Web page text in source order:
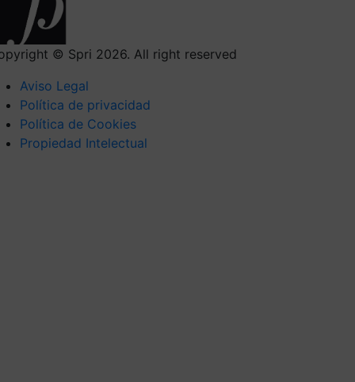
© Spri 2026. All right reserved
Aviso Legal
Política de privacidad
Política de Cookies
Propiedad Intelectual